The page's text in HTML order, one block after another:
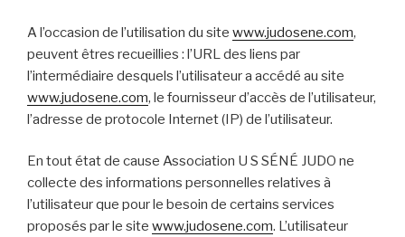
A l’occasion de l’utilisation du site www.judosene.com,
peuvent êtres recueillies : l’URL des liens par
l’intermédiaire desquels l’utilisateur a accédé au site
www.judosene.com, le fournisseur d’accès de l’utilisateur,
l’adresse de protocole Internet (IP) de l’utilisateur.
En tout état de cause Association U S SÉNÉ JUDO ne
collecte des informations personnelles relatives à
l’utilisateur que pour le besoin de certains services
proposés par le site www.judosene.com. L’utilisateur